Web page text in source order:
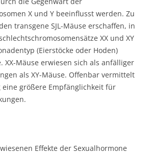
X und Y beeinflusst werden. Zu
transgene SJL-Mäuse erschaffen, in
XX und XY
(Eierstöcke oder Hoden)
XX-Mäuse erwiesen sich als anfälliger
als XY-Mäuse. Offenbar vermittelt
eine größere Empfänglichkeit für
Effekte der Sexualhormone